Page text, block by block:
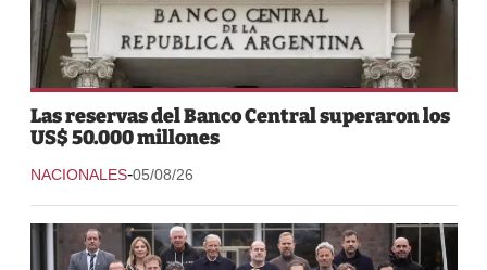
Las reservas del Banco Central superaron los
US$ 50.000 millones
NACIONALES-05/08/26